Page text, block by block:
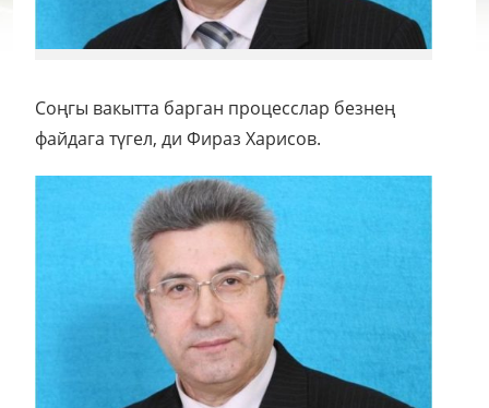
Соңгы вакытта барган процесслар безнең
файдага түгел, ди Фираз Харисов.